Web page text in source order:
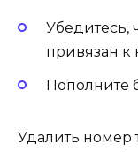
Убедитесь,
привязан
Пополните
Удалить номер